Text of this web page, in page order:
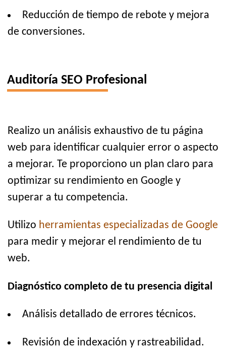
Reducción de tiempo de rebote y mejora
de conversiones.
Auditoría SEO Profesional
Realizo un análisis exhaustivo de tu página
web para identificar cualquier error o aspecto
a mejorar. Te proporciono un plan claro para
optimizar su rendimiento en Google y
superar a tu competencia.
Utilizo herramientas especializadas de Google
para medir y mejorar el rendimiento de tu
web.
Diagnóstico completo de tu presencia digital
Análisis detallado de errores técnicos.
Revisión de indexación y rastreabilidad.